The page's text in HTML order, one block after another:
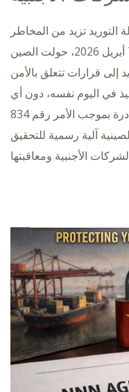
التوريد تزيد من المخاطر
التي تواجه الشركات الأجنبية في 7 أبريل 2026، حولت الصين
إلى قرارات تتعلق بالأمن
في اليوم نفسه، دون أي
فترة انتقالية. وتمنح هذه اللوائح، الصادرة بموجب الأمر رقم 834
آلية رسمية للتحقيق
الأجنبية ومعاقبتها